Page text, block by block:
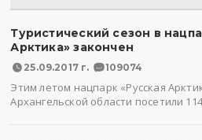
Туристический сезон в
Арктика» закончен
25.09.2017 г. 109074
Этим летом нацпарк «Русская
Архангельской области посетили